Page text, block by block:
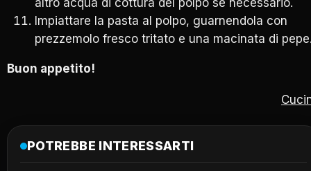
Impiattare la pasta al polpo, guarnendola con
prezzemolo fresco tritato e una macinata di
Buon appetito!
POTREBBE INTERESSARTI